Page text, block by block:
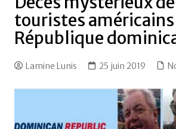
touristes américains
République
Lamine Lunis 25 juin 2019